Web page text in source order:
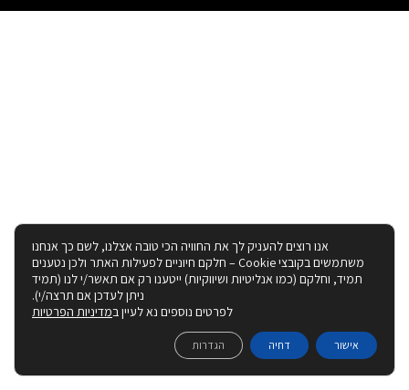
אנו רוצים להעניק לך את החוויה הכי טובה אצלנו, לשם כך אנחנו
משתמשים בקובצי Cookie – חלקם חיוניים לפעילות האתר ולכן נטענים
תמיד, וחלקם (כמו אנליטיות ושיווקיות) ייטענו רק אם תאשר/י לנו (תמיד
ניתן לעדכן אם תרצה/י).
לפרטים נוספים נא לעיין במדיניות הפרטיות
אישור דחיה הגדרות